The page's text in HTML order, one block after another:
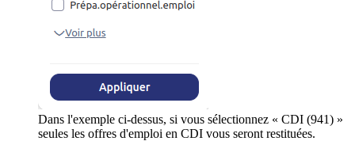
Dans l'exemple ci-dessus, si vous sélectionnez « CDI (941) »
seules les offres d'emploi en CDI vous seront restituées.